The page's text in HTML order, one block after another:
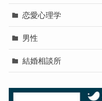
恋愛心理学
男性
結婚相談所